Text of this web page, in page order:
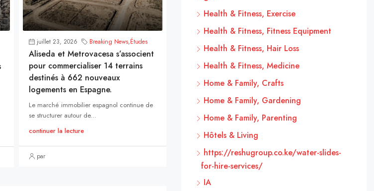
juillet 23, 2026 Breaking News,Études
Aliseda et Metrovacesa s’associent
pour commercialiser 14 terrains
destinés à 662 nouveaux
logements en Espagne.
Le marché immobilier espagnol continue de
se structurer autour de...
continuer la lecture
par
Health & Fitness, Exercise
Health & Fitness, Fitness Equipment
Health & Fitness, Hair Loss
Health & Fitness, Medicine
Home & Family, Crafts
Home & Family, Gardening
Home & Family, Parenting
Hôtels & Living
https://reshugroup.co.ke/water-slides-
for-hire-services/
IA